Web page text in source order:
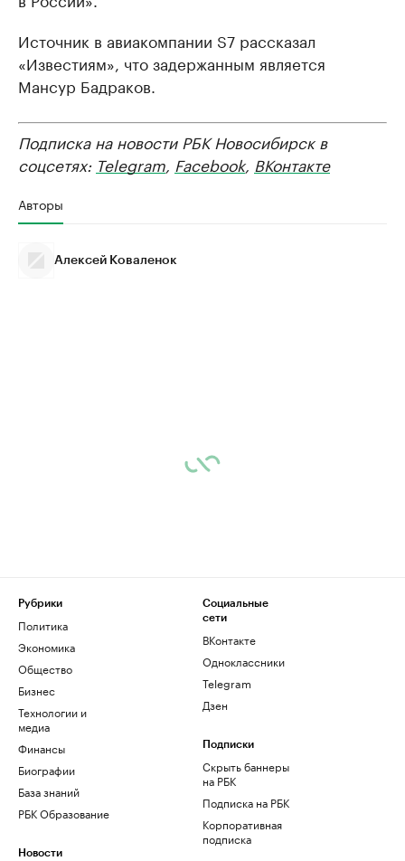
Источник в авиакомпании S7 рассказал
«Известиям», что задержанным является
Мансур Бадраков.
Подписка на новости РБК Новосибирск в
соцсетях: Telegram Facebook, ВКонтакте
Авторы
Алексей Коваленок
Рубрики
Политика
Экономика
Общество
Бизнес
Технологии и
медиа
Финансы
Биографии
База знаний
РБК Образование
Новости
Социальные
сети
ВКонтакте
Одноклассники
Telegram
Дзен
Подписки
Скрыть баннеры
на РБК
Подписка на РБК
Корпоративная
подписка